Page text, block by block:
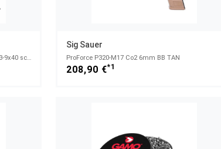
Speedster 10X IGT Gen3i 4,5mm Diabolo 3-9x40 schwarz
Sig Sauer
ProForce P320-M17 Co2 6mm BB TAN
208,90 €*1